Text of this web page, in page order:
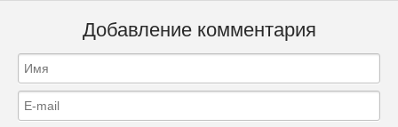
Добавление комментария